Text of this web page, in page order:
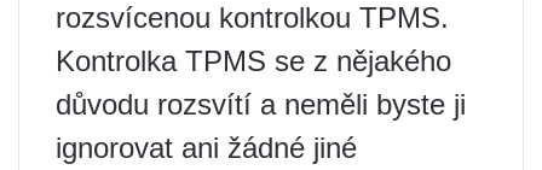
rozsvícenou kontrolkou TPMS.
Kontrolka TPMS se z nějakého
důvodu rozsvítí a neměli byste ji
ignorovat ani žádné jiné